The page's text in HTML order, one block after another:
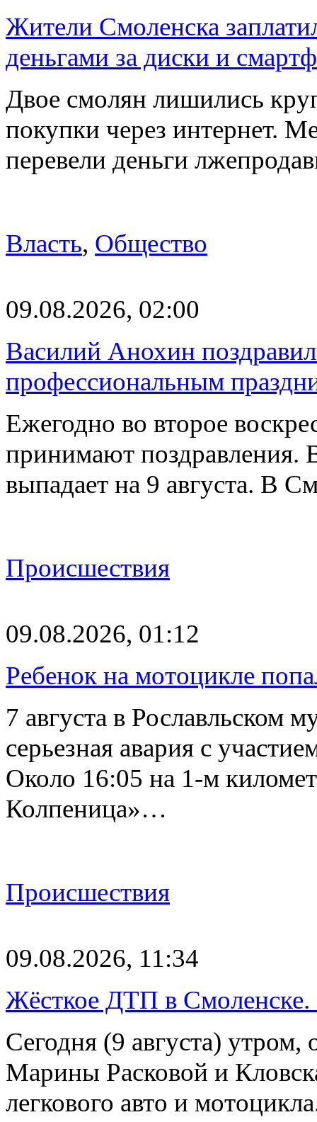
Жители Смоленска
деньгами за диски и
Двое смолян лишились
покупки через интернет.
перевели деньги
Власть, Общество
09.08.2026, 02:00
Василий Анохин
профессиональным
Ежегодно во второе
принимают поздравления.
выпадает на 9 августа. В
Происшествия
09.08.2026, 01:12
Ребенок на мотоцикле
7 августа в Рославльском
серьезная авария с
Около 16:05 на 1-м
Колпеница»…
Происшествия
09.08.2026, 11:34
Жёсткое ДТП в Смоленске.
Сегодня (9 августа) утром,
Марины Расковой и
легкового авто и